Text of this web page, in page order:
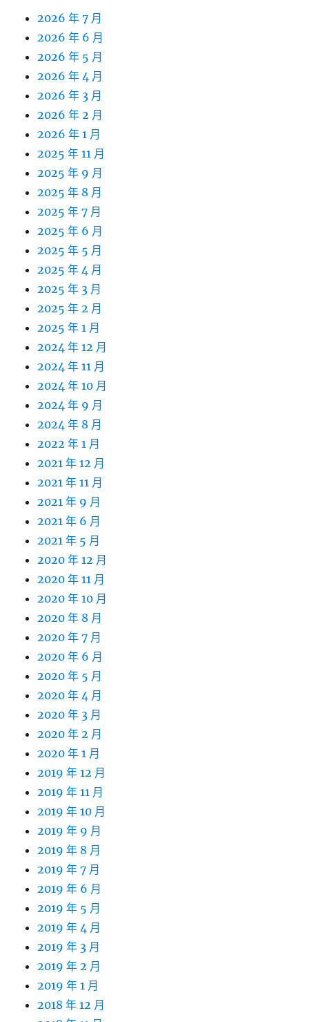
2026 年 7 月
2026 年 6 月
2026 年 5 月
2026 年 4 月
2026 年 3 月
2026 年 2 月
2026 年 1 月
2025 年 11 月
2025 年 9 月
2025 年 8 月
2025 年 7 月
2025 年 6 月
2025 年 5 月
2025 年 4 月
2025 年 3 月
2025 年 2 月
2025 年 1 月
2024 年 12 月
2024 年 11 月
2024 年 10 月
2024 年 9 月
2024 年 8 月
2022 年 1 月
2021 年 12 月
2021 年 11 月
2021 年 9 月
2021 年 6 月
2021 年 5 月
2020 年 12 月
2020 年 11 月
2020 年 10 月
2020 年 8 月
2020 年 7 月
2020 年 6 月
2020 年 5 月
2020 年 4 月
2020 年 3 月
2020 年 2 月
2020 年 1 月
2019 年 12 月
2019 年 11 月
2019 年 10 月
2019 年 9 月
2019 年 8 月
2019 年 7 月
2019 年 6 月
2019 年 5 月
2019 年 4 月
2019 年 3 月
2019 年 2 月
2019 年 1 月
2018 年 12 月